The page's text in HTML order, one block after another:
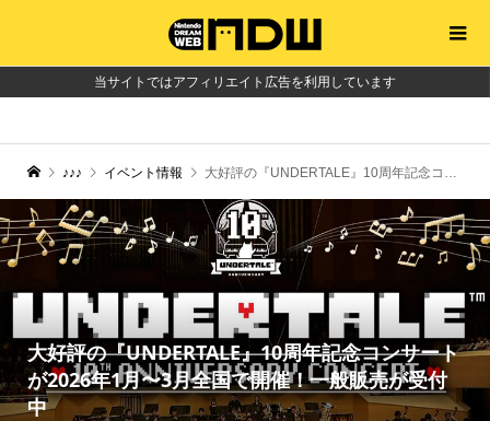
当サイトではアフィリエイト広告を利用しています
♪♪♪ イベント情報 大好評の『UNDERTALE』10周年記念コンサートが2026年1月〜3月全国で開催！一般販売が受付中
大好評の『UNDERTALE』10周年記念コンサート
が2026年1月〜3月全国で開催！一般販売が受付
中